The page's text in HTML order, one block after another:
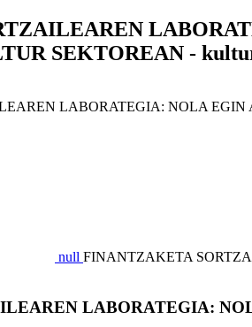
SEKTOREAN -
LABORATEGIA: NOLA
null FINANTZAKETA
LABORATEGIA: